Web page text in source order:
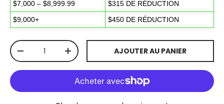
$7,000 – $8,999.99
$315 DE RÉDUCTION
$9,000+
$450 DE RÉDUCTION
Qté
-
+ AJOUTER AU PANIER